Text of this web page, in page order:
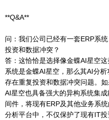
**Q&A**
问：我们公司已经有一套ERP系
投资和数据冲突？
答：这恰恰是选择像金蝶AI星空
系统是金蝶AI星空，那么其AI分
存在重复投资和数据冲突问题。
AI星空也具备强大的异构系统集
间件，将现有ERP及其他业务系
分析平台中，不仅保护了现有IT